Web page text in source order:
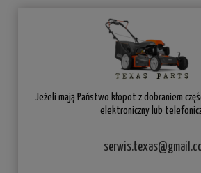
Jeżeli mają Państwo kłopot z dobraniem
elektroniczny lub